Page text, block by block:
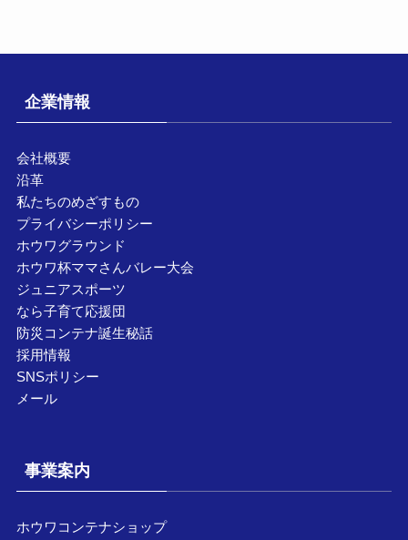
企業情報
会社概要
沿革
私たちのめざすもの
プライバシーポリシー
ホウワグラウンド
ホウワ杯ママさんバレー大会
ジュニアスポーツ
なら子育て応援団
防災コンテナ誕生秘話
採用情報
SNSポリシー
メール
事業案内
ホウワコンテナショップ